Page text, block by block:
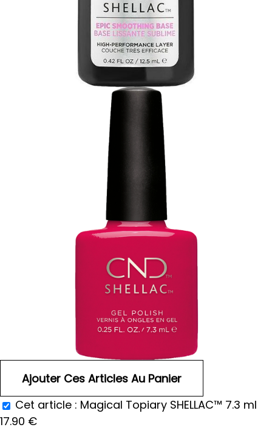
Cet article : Magical Topiary SHELLAC™ 7.3 ml
17.90 €